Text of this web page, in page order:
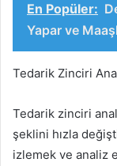
En Popüler:
Yapar ve
Tedarik Zinciri
Tedarik zinciri
şeklini hızla
izlemek ve analiz